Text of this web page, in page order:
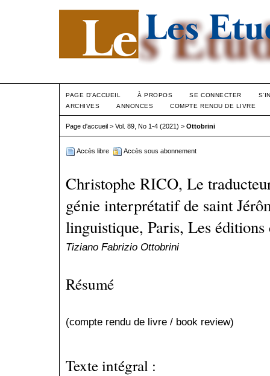
PAGE D'ACCUEIL À PROPOS SE CONNECTER
ARCHIVES
ANNONCES COMPTE RENDU DE LIVRE
Page d'accueil > Vol. 89, No 1-4 (2021) > Ottobrini
Accès libre Accès sous abonnement
Christophe RICO, Le
génie interprétatif de saint
linguistique, Paris, Les
Tiziano Fabrizio Ottobrini
Résumé
(compte rendu de livre / book review)
Texte intégral :